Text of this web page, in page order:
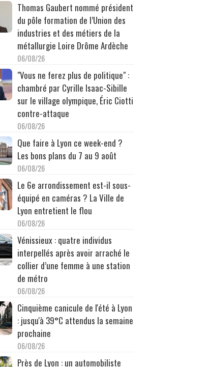
Thomas Gaubert nommé président
du pôle formation de l’Union des
industries et des métiers de la
métallurgie Loire Drôme Ardèche
06/08/26
"Vous ne ferez plus de politique" :
chambré par Cyrille Isaac-Sibille
sur le village olympique, Éric Ciotti
contre-attaque
06/08/26
Que faire à Lyon ce week-end ?
Les bons plans du 7 au 9 août
06/08/26
Le 6e arrondissement est-il sous-
équipé en caméras ? La Ville de
Lyon entretient le flou
06/08/26
Vénissieux : quatre individus
interpellés après avoir arraché le
collier d’une femme à une station
de métro
06/08/26
Cinquième canicule de l'été à Lyon
: jusqu'à 39°C attendus la semaine
prochaine
06/08/26
Près de Lyon : un automobiliste